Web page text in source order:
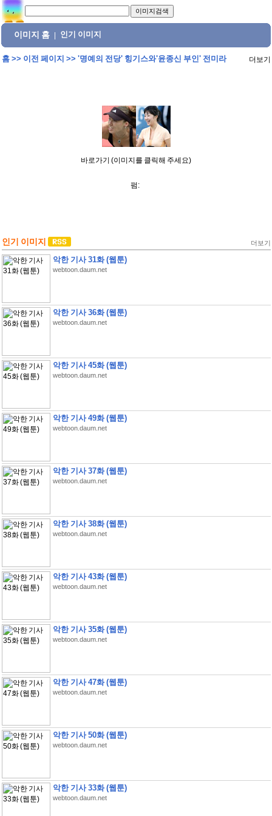
이미지 홈 인기 이미지
홈>> 이전 페이지 >> '명예의 전당' 힝기스와'윤종신 부인' 전미라 더보기
바로가기 (이미지를 클릭해 주세요)
펌:
인기 이미지 더보기
악한 기사 31화 (웹툰)
webtoon.daum.net
악한 기사 36화 (웹툰)
webtoon.daum.net
악한 기사 45화 (웹툰)
webtoon.daum.net
악한 기사 49화 (웹툰)
webtoon.daum.net
악한 기사 37화 (웹툰)
webtoon.daum.net
악한 기사 38화 (웹툰)
webtoon.daum.net
악한 기사 43화 (웹툰)
webtoon.daum.net
악한 기사 35화 (웹툰)
webtoon.daum.net
악한 기사 47화 (웹툰)
webtoon.daum.net
악한 기사 50화 (웹툰)
webtoon.daum.net
악한 기사 33화 (웹툰)
webtoon.daum.net